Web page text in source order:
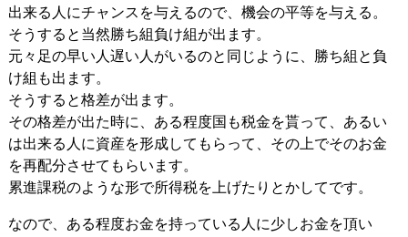
出来る人にチャンスを与えるので、機会の平等を与える。
そうすると当然勝ち組負け組が出ます。
元々足の早い人遅い人がいるのと同じように、勝ち組と負
け組も出ます。
そうすると格差が出ます。
その格差が出た時に、ある程度国も税金を貰って、あるい
は出来る人に資産を形成してもらって、その上でそのお金
を再配分させてもらいます。
累進課税のような形で所得税を上げたりとかしてです。
なので、ある程度お金を持っている人に少しお金を頂い